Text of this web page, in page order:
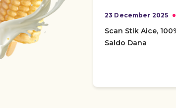
23 December 2025
Scan Stik Aice,
Saldo Dana